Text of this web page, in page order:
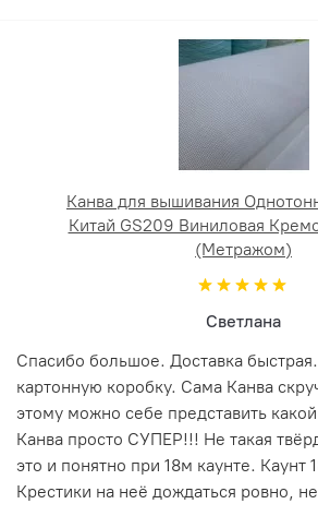
Канва для вышивания
Китай GS209 Виниловая
(Метражом)
Светлана
Спасибо большое. Доставка
картонную коробку. Сама Канва
этому можно себе представить
Канва просто СУПЕР!!! Не такая
это и понятно при 18м каунте.
Крестики на неё дождаться ровно,